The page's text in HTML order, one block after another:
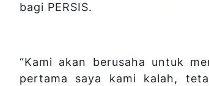
bagi PERSIS.
“Kami akan berusaha untuk
pertama saya kami kalah,